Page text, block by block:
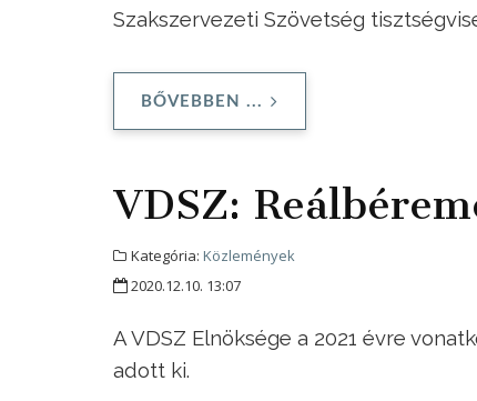
Szakszervezeti Szövetség
BŐVEBBEN ...
VDSZ:
Kategória: Közlemények
2020.12.10. 13:07
A VDSZ Elnöksége a 2021 évre
adott ki.